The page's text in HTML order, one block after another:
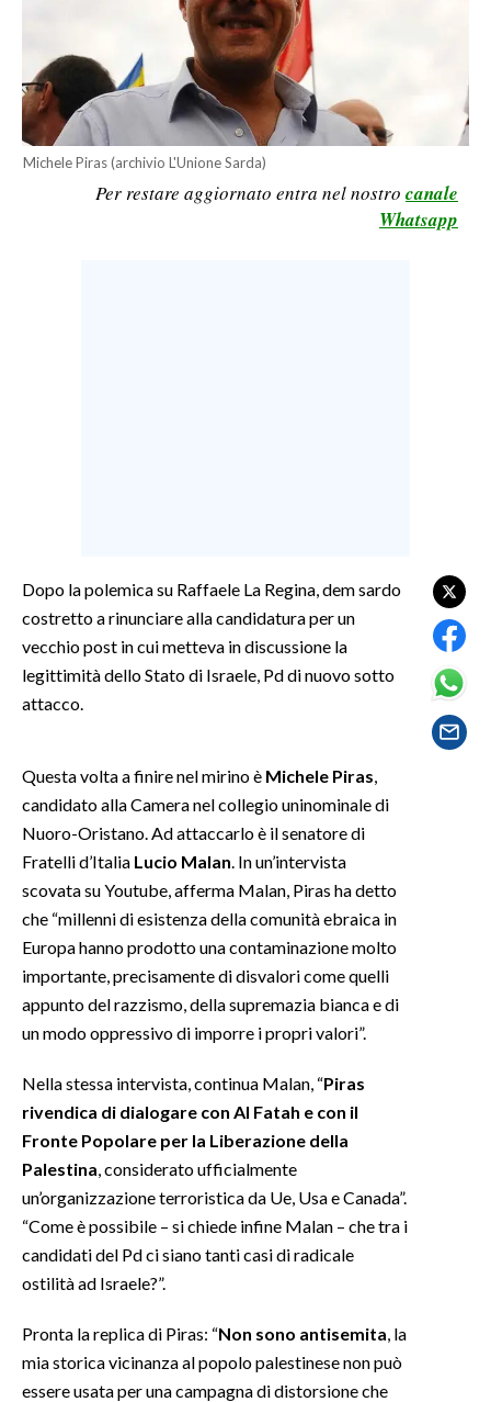
LAVORO
BANDI
SPORT IN SARDEGNA
SALUTE
SARDI NEL MONDO
NOTIZIE
EVENTI
#CARAUNIONE
INSULARITÀ
ABBONATI
ANNUNCI
NECROLOGI
PUBBLICITÀ
SPIAGGE
Michele Piras (archivio L'Unione Sarda)
Per restare aggiornato entra nel nostro canale
Whatsapp
Dopo la polemica su Raffaele La Regina, dem sardo
costretto a rinunciare alla candidatura per un
vecchio post in cui metteva in discussione la
legittimità dello Stato di Israele, Pd di nuovo sotto
attacco.
Questa volta a finire nel mirino è Michele Piras
candidato alla Camera nel collegio uninominale di
Nuoro-Oristano. Ad attaccarlo è il senatore di
Fratelli d’Italia Lucio Malan . In un’intervista
scovata su Youtube, afferma Malan, Piras ha detto
che “millenni di esistenza della comunità ebraica in
Europa hanno prodotto una contaminazione molto
importante, precisamente di disvalori come quelli
appunto del razzismo, della supremazia bianca e di
un modo oppressivo di imporre i propri valori”.
Nella stessa intervista, continua Malan, “Piras
rivendica di dialogare con Al Fatah e con il
Fronte Popolare per la Liberazione della
Palestina , considerato ufficialmente
un’organizzazione terroristica da Ue, Usa e Canada”.
“Come è possibile – si chiede infine Malan – che tra i
candidati del Pd ci siano tanti casi di radicale
ostilità ad Israele?”.
Pronta la replica di Piras: “Non sono antisemita , la
mia storica vicinanza al popolo palestinese non può
essere usata per una campagna di distorsione che